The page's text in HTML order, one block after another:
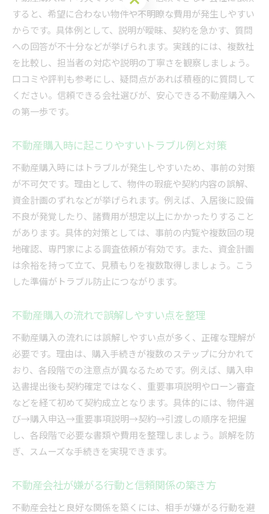
すると、希望に合わない物件や不明瞭な費用が発生しやすい
からです。具体例として、説明が曖昧、契約を急かす、質問
への回答が不十分などが挙げられます。実践的には、複数社
を比較し、担当者の対応や説明の丁寧さを観察しましょう。
口コミや評判も参考にし、疑問点があれば積極的に質問して
ください。信頼できる会社選びが、安心できる不動産購入へ
の第一歩です。
不動産購入時に起こりやすいトラブル例と対策
不動産購入時にはトラブルが発生しやすいため、事前の対策
が不可欠です。理由として、物件の瑕疵や契約内容の誤解、
資金計画のずれなどが挙げられます。例えば、入居後に設備
不良が発覚したり、諸費用が想定以上にかかったりすること
があります。具体的対策としては、事前の内覧や複数回の現
地確認、専門家による調査依頼が有効です。また、資金計画
は余裕を持って立て、見積もりを複数取得しましょう。こう
した準備がトラブル防止につながります。
不動産購入の流れで誤解しやすい点を整理
不動産購入の流れには誤解しやすい点が多く、正確な理解が
必要です。理由は、購入手続きが複数のステップに分かれて
おり、各段階での注意点が異なるためです。例えば、購入申
込書提出後も契約確定ではなく、重要事項説明やローン審査
などを経て初めて契約成立となります。具体的には、物件選
び→購入申込→重要事項説明→契約→引渡しの順序を把握
し、各段階で必要な書類や費用を整理しましょう。誤解を防
ぎ、スムーズな手続きを実現できます。
不動産会社が嫌がる行動と信頼関係の築き方
不動産会社と良好な関係を築くには、相手が嫌がる行動を避